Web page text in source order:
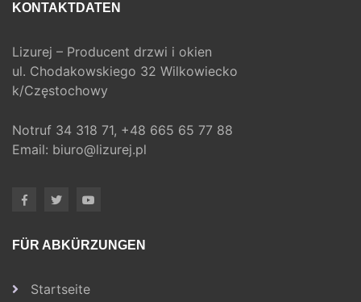
KONTAKTDATEN
Lizurej – Producent drzwi i okien
ul. Chodakowskiego 32 Wilkowiecko
k/Częstochowy
Notruf 34 318 71, +48 665 65 77 88
Email: biuro@lizurej.pl
FÜR ABKÜRZUNGEN
Startseite